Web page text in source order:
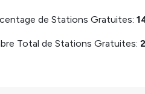
de Stations Gratuites:
Total de Stations Gratuites: 2